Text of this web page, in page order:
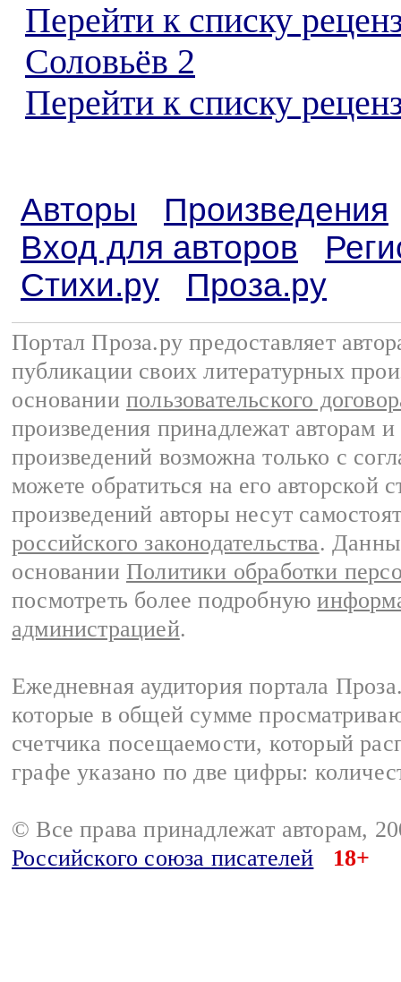
Перейти к списку
Соловьёв 2
Перейти к списку
Авторы
Произведения
Вход для авторов
Стихи.ру
Проза.ру
Портал Проза.ру предоставляет
публикации своих литературных
основании пользовательского
произведения принадлежат авторам
произведений возможна только с
можете обратиться на его авторской
произведений авторы несут
российского законодательства.
основании Политики обработки
посмотреть более подробную
администрацией.
Ежедневная аудитория портала
которые в общей сумме
счетчика посещаемости, который
графе указано по две цифры:
© Все права принадлежат авторам,
Российского союза писателей
18+